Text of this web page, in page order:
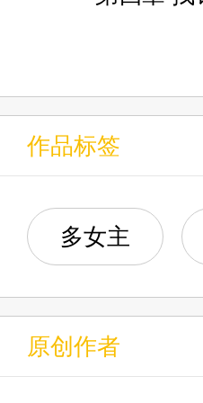
只是某天……
“你说你要干什
“我要你帮忙屠
第六章 偶
第七章 对
第八章 被
第九章 只
第十章 屑
作品标签
多女主
原创作者